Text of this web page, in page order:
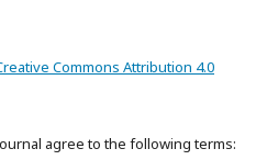
Commons Attribution 4.0
agree to the following terms: